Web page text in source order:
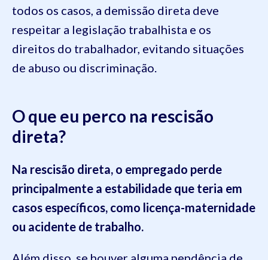
todos os casos, a demissão direta deve
respeitar a legislação trabalhista e os
direitos do trabalhador, evitando situações
de abuso ou discriminação.
O que eu perco na rescisão
direta?
Na rescisão direta, o empregado perde
principalmente a estabilidade que teria em
casos específicos, como licença-maternidade
ou acidente de trabalho.